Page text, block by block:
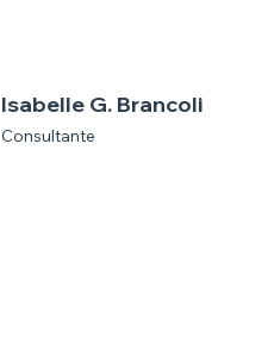
Isabelle G. Brancoli
Consultante